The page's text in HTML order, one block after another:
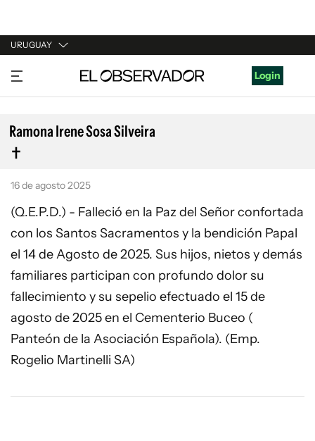
URUGUAY
URUGUAY
ARGENTINA
ESPAÑA
ESTADOS UNIDOS
Login
Ramona Irene Sosa Silveira
16 de agosto 2025
(Q.E.P.D.) - Falleció en la Paz del Señor confortada
con los Santos Sacramentos y la bendición Papal
el 14 de Agosto de 2025. Sus hijos, nietos y demás
familiares participan con profundo dolor su
fallecimiento y su sepelio efectuado el 15 de
agosto de 2025 en el Cementerio Buceo (
Panteón de la Asociación Española). (Emp.
Rogelio Martinelli SA)